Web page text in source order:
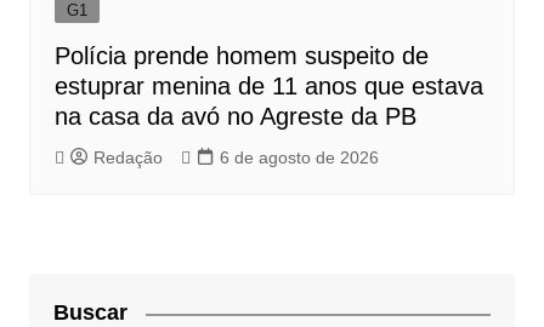
G1
Polícia prende homem suspeito de
estuprar menina de 11 anos que estava
na casa da avó no Agreste da PB
Redação 6 de agosto de 2026
Buscar